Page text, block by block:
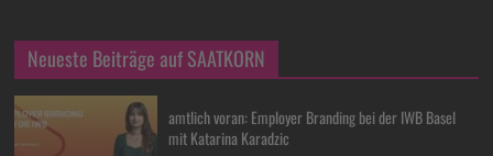
Neueste Beiträge auf SAATKORN
amtlich voran: Employer Branding bei der IWB Basel
mit Katarina Karadzic